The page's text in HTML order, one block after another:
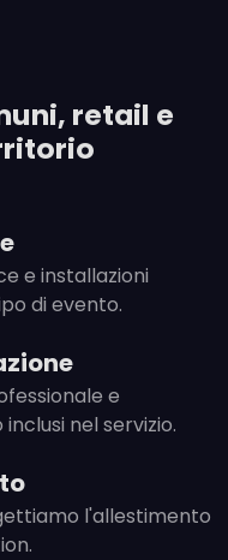
retail e
e installazioni
di evento.
e
nel servizio.
l'allestimento